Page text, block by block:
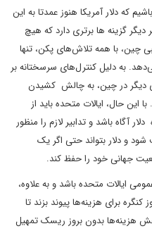
که دلار آمریکا هنوز عمدتا به این
دیگر گزینه ها برتری دارد که هیچ
چین، با همه تلاش‌های پکن، تنها
به دلیل کنترل‌های سرسختانه بر
دیگر در چین، به چالش کشیدن
این حال، ایالات متحده باید از
آگاه باشد و تدابیر لازم را منظور
و دلار بتواند حتی اگر یک
جهانی خود را حفظ کند.
ایالات متحده باشد و به علاوه،
برای هزینه‌ها پیوند بزند تا
هزینه‌ها بدون بروز ریسک تمهیل